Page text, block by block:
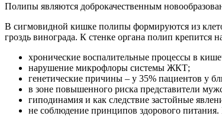
Полипы являются доброкачественным
В сигмовидной кишке полипы формируются из
гроздь винограда. К стенке органа полип
хронические воспалительные процессы в
нарушение микрофлоры системы ЖКТ;
генетические причины – у 35% пациентов у
в зоне повышенного риска представители
гиподинамия и как следствие застойные
не соблюдение принципов здорового